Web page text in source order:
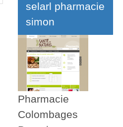
selarl pharmacie
simon
Pharmacie
Colombages